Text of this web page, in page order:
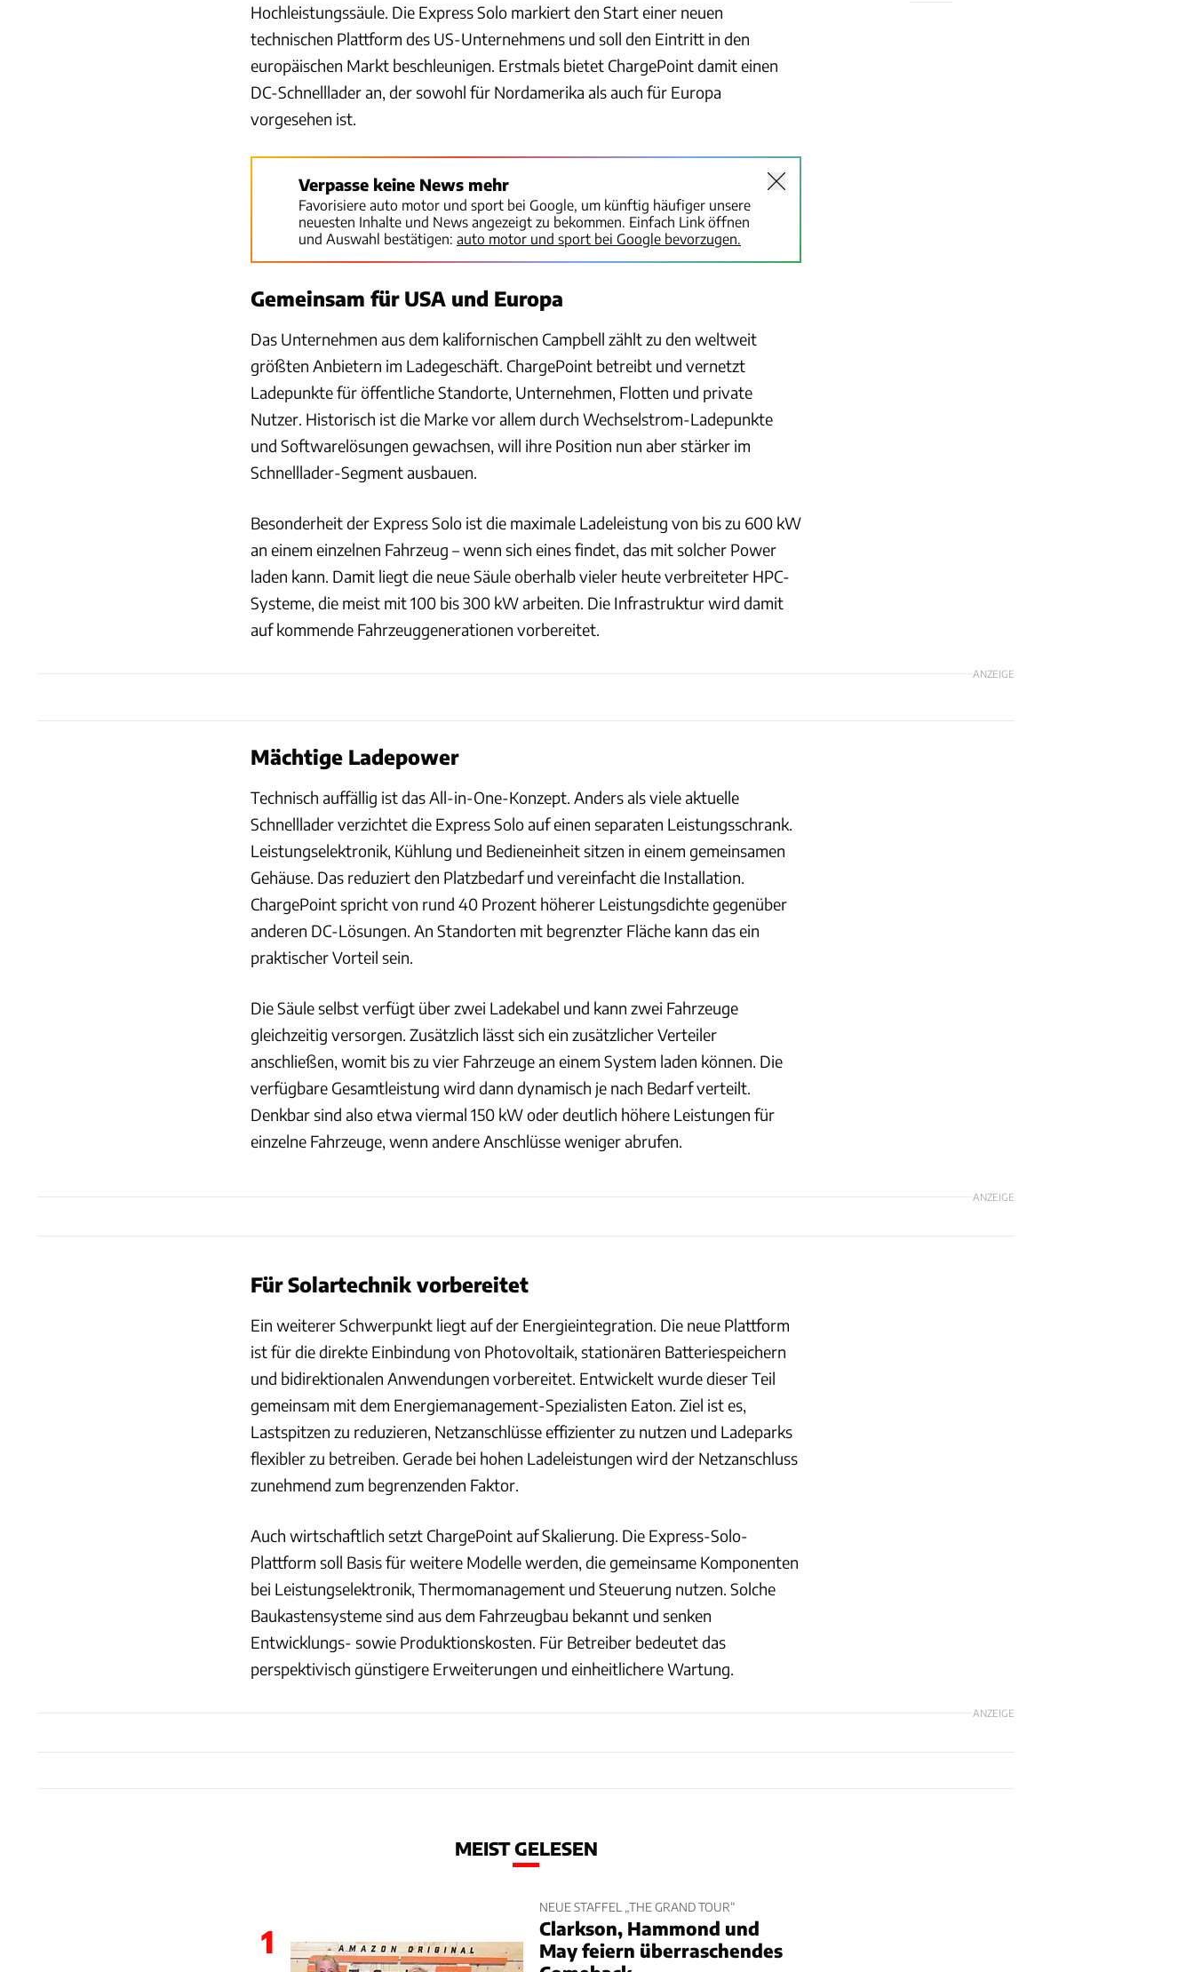
Hochleistungssäule. Die Express Solo markiert den Start einer neuen
technischen Plattform des US-Unternehmens und soll den Eintritt in den
europäischen Markt beschleunigen. Erstmals bietet ChargePoint damit einen
DC-Schnelllader an, der sowohl für Nordamerika als auch für Europa
vorgesehen ist.
Verpasse keine News mehr
Favorisiere auto motor und sport bei Google, um künftig häufiger unsere
neuesten Inhalte und News angezeigt zu bekommen. Einfach Link öffnen
und Auswahl bestätigen: auto motor und sport bei Google bevorzugen.
Gemeinsam für USA und Europa
Das Unternehmen aus dem kalifornischen Campbell zählt zu den weltweit
größten Anbietern im Ladegeschäft. ChargePoint betreibt und vernetzt
Ladepunkte für öffentliche Standorte, Unternehmen, Flotten und private
Nutzer. Historisch ist die Marke vor allem durch Wechselstrom-Ladepunkte
und Softwarelösungen gewachsen, will ihre Position nun aber stärker im
Schnelllader-Segment ausbauen.
Besonderheit der Express Solo ist die maximale Ladeleistung von bis zu 600 kW
an einem einzelnen Fahrzeug – wenn sich eines findet, das mit solcher Power
laden kann. Damit liegt die neue Säule oberhalb vieler heute verbreiteter HPC-
Systeme, die meist mit 100 bis 300 kW arbeiten. Die Infrastruktur wird damit
auf kommende Fahrzeuggenerationen vorbereitet.
ANZEIGE
Mächtige Ladepower
Technisch auffällig ist das All-in-One-Konzept. Anders als viele aktuelle
Schnelllader verzichtet die Express Solo auf einen separaten Leistungsschrank.
Leistungselektronik, Kühlung und Bedieneinheit sitzen in einem gemeinsamen
Gehäuse. Das reduziert den Platzbedarf und vereinfacht die Installation.
ChargePoint spricht von rund 40 Prozent höherer Leistungsdichte gegenüber
anderen DC-Lösungen. An Standorten mit begrenzter Fläche kann das ein
praktischer Vorteil sein.
Die Säule selbst verfügt über zwei Ladekabel und kann zwei Fahrzeuge
gleichzeitig versorgen. Zusätzlich lässt sich ein zusätzlicher Verteiler
anschließen, womit bis zu vier Fahrzeuge an einem System laden können. Die
verfügbare Gesamtleistung wird dann dynamisch je nach Bedarf verteilt.
Denkbar sind also etwa viermal 150 kW oder deutlich höhere Leistungen für
einzelne Fahrzeuge, wenn andere Anschlüsse weniger abrufen.
ANZEIGE
Für Solartechnik vorbereitet
Ein weiterer Schwerpunkt liegt auf der Energieintegration. Die neue Plattform
ist für die direkte Einbindung von Photovoltaik, stationären Batteriespeichern
und bidirektionalen Anwendungen vorbereitet. Entwickelt wurde dieser Teil
gemeinsam mit dem Energiemanagement-Spezialisten Eaton. Ziel ist es,
Lastspitzen zu reduzieren, Netzanschlüsse effizienter zu nutzen und Ladeparks
flexibler zu betreiben. Gerade bei hohen Ladeleistungen wird der Netzanschluss
zunehmend zum begrenzenden Faktor.
Auch wirtschaftlich setzt ChargePoint auf Skalierung. Die Express-Solo-
Plattform soll Basis für weitere Modelle werden, die gemeinsame Komponenten
bei Leistungselektronik, Thermomanagement und Steuerung nutzen. Solche
Baukastensysteme sind aus dem Fahrzeugbau bekannt und senken
Entwicklungs- sowie Produktionskosten. Für Betreiber bedeutet das
perspektivisch günstigere Erweiterungen und einheitlichere Wartung.
ANZEIGE
MEIST GELESEN
1
NEUE STAFFEL „THE GRAND TOUR“
Clarkson, Hammond und
May feiern überraschendes